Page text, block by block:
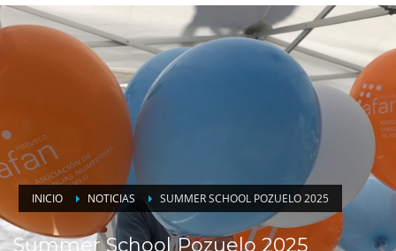
INICIO NOTICIAS SUMMER SCHOOL POZUELO 2025
Summer School Pozuelo 2025